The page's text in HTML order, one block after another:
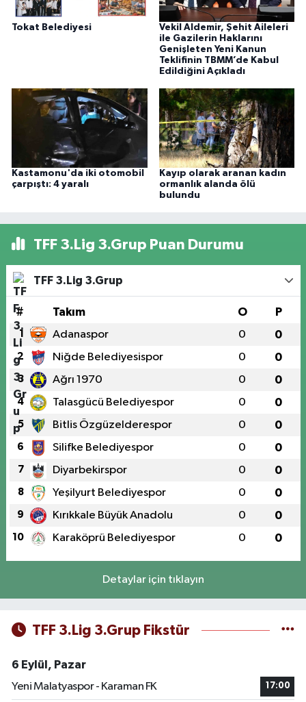
Tokat Belediyesi
Vekil Aldemir, Şehit Aileleri
ile Gazilerin Haklarını
Genişleten Yeni Kanun
Teklifinin TBMM’de Kabul
Edildiğini Açıkladı
Kastamonu'da iki otomobil
çarpıştı: 4 yaralı
Kayıp olarak aranan kadın
ormanlık alanda ölü
bulundu
TFF 3.Lig 3.Grup Puan Durumu
TFF 3.Lig 3.Grup
# Takım O P
1 Adanaspor 0 0
2 Niğde Belediyesispor 0 0
3 Ağrı 1970 0 0
4 Talasgücü Belediyespor 0 0
5 Bitlis Özgüzelderespor 0 0
6 Silifke Belediyespor 0 0
7 Diyarbekirspor 0 0
8 Yeşilyurt Belediyespor 0 0
9 Kırıkkale Büyük Anadolu 0 0
10 Karaköprü Belediyespor 0 0
Detaylar için tıklayın
TFF 3.Lig 3.Grup Fikstür
6 Eylül, Pazar
Yeni Malatyaspor - Karaman FK
17:00